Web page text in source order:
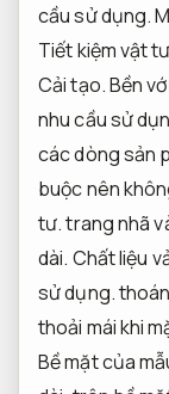
cầu sử dụng.
Tiết kiệm vật
Cải tạo.Bền
nhu cầu sử
các dòng sản
buộc nên
tư.trang nhã
dài. Chất liệu
sử dụng.
thoải mái khi
Bề mặt của